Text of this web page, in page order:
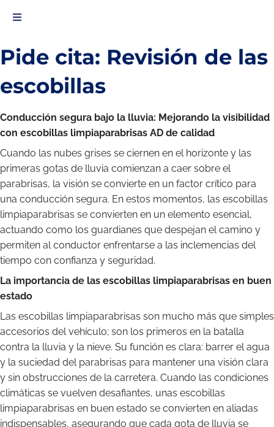
Pide cita: Revisión de las
escobillas
Conducción segura bajo la lluvia: Mejorando la visibilidad
con escobillas limpiaparabrisas AD de calidad
Cuando las nubes grises se ciernen en el horizonte y las
primeras gotas de lluvia comienzan a caer sobre el
parabrisas, la visión se convierte en un factor crítico para
una conducción segura. En estos momentos, las escobillas
limpiaparabrisas se convierten en un elemento esencial,
actuando como los guardianes que despejan el camino y
permiten al conductor enfrentarse a las inclemencias del
tiempo con confianza y seguridad.
La importancia de las escobillas limpiaparabrisas en buen
estado
Las escobillas limpiaparabrisas son mucho más que simples
accesorios del vehículo; son los primeros en la batalla
contra la lluvia y la nieve. Su función es clara: barrer el agua
y la suciedad del parabrisas para mantener una visión clara
y sin obstrucciones de la carretera. Cuando las condiciones
climáticas se vuelven desafiantes, unas escobillas
limpiaparabrisas en buen estado se convierten en aliadas
indispensables, asegurando que cada gota de lluvia se